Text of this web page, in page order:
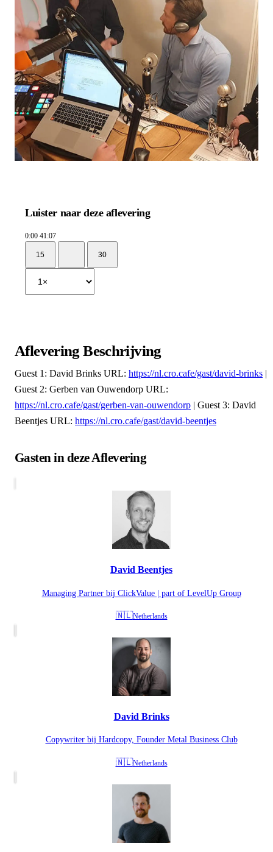
Luister naar deze aflevering
0:00 41:07
15 30
Aflevering Beschrijving
Guest 1: David Brinks URL: https://nl.cro.cafe/gast/david-brinks |
Guest 2: Gerben van Ouwendorp URL:
https://nl.cro.cafe/gast/gerben-van-ouwendorp | Guest 3: David
Beentjes URL: https://nl.cro.cafe/gast/david-beentjes
Gasten in deze Aflevering
David Beentjes
Managing Partner bij ClickValue | part of LevelUp Group
🇳🇱Netherlands
David Brinks
Copywriter bij Hardcopy, Founder Metal Business Club
🇳🇱Netherlands